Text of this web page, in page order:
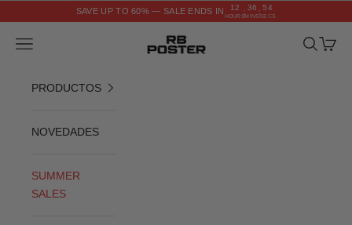
SAVE UP TO 60% — SALE ENDS IN 12
HOURS
: 36
MINS
: 54
SECS
RB POSTER
Menú Buscar
Cesta
PRODUCTOS
NOVEDADES
SUMMER
SALES